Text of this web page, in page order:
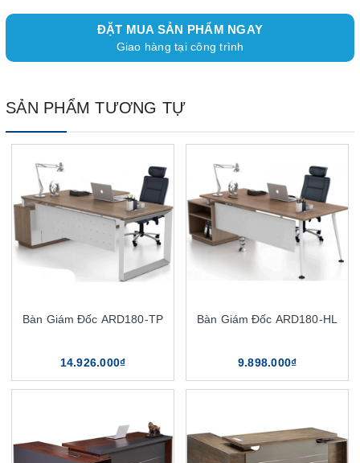
ĐẶT MUA SẢN PHẨM NGAY
Giao hàng tại công trình
SẢN PHẨM TƯƠNG TỰ
Bàn Giám Đốc ARD180-TP
14.926.000₫
Bàn Giám Đốc ARD180-HL
9.898.000₫